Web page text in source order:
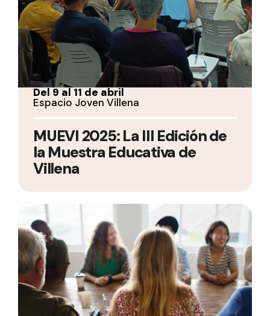
Del 9 al 11 de abril
Espacio Joven Villena
MUEVI 2025: La III Edición de
la Muestra Educativa de
Villena